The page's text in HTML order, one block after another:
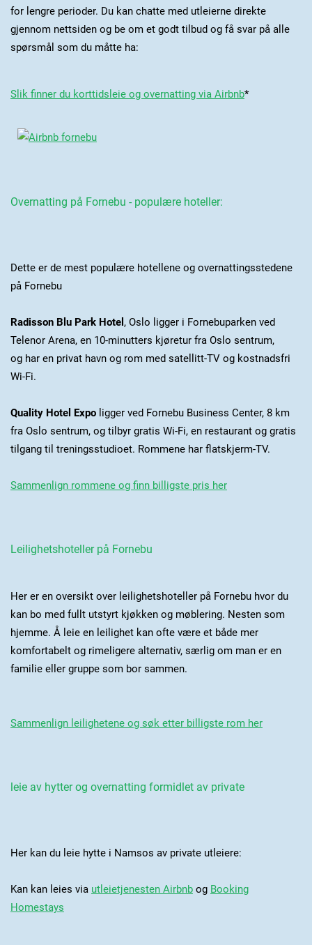
for lengre perioder. Du kan chatte med utleierne direkte
gjennom nettsiden og be om et godt tilbud og få svar på alle
spørsmål som du måtte ha:
Slik finner du korttidsleie og overnatting via Airbnb*
Overnatting på Fornebu - populære hoteller:
Dette er de mest populære hotellene og overnattingsstedene
på Fornebu
Radisson Blu Park Hotel , Oslo ligger i Fornebuparken ved
Telenor Arena, en 10-minutters kjøretur fra Oslo sentrum,
og har en privat havn og rom med satellitt-TV og kostnadsfri
Wi-Fi.
Quality Hotel Expoligger ved Fornebu Business Center, 8 km
fra Oslo sentrum, og tilbyr gratis Wi-Fi, en restaurant og gratis
tilgang til treningsstudioet. Rommene har flatskjerm-TV.
Sammenlign rommene og finn billigste pris her
Leilighetshoteller på Fornebu
Her er en oversikt over leilighetshoteller på Fornebu hvor du
kan bo med fullt utstyrt kjøkken og møblering. Nesten som
hjemme. Å leie en leilighet kan ofte være et både mer
komfortabelt og rimeligere alternativ, særlig om man er en
familie eller gruppe som bor sammen.
Sammenlign leilighetene og søk etter billigste rom her
leie av hytter og overnatting formidlet av private
Her kan du leie hytte i Namsos av private utleiere:
Kan kan leies via utleietjenesten Airbnbog Booking
Homestays